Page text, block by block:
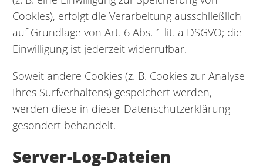
Cookies), erfolgt die Verarbeitung ausschließlich
auf Grundlage von Art. 6 Abs. 1 lit. a DSGVO; die
Einwilligung ist jederzeit widerrufbar.
Soweit andere Cookies (z. B. Cookies zur Analyse
Ihres Surfverhaltens) gespeichert werden,
werden diese in dieser Datenschutzerklärung
gesondert behandelt.
Server-Log-Dateien